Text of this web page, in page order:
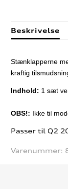
Beskrivelse
Stænklapperne
kraftig
Indhold: 1 sæt
OBS!: Ikke til
Passer til Q2
Varenummer: